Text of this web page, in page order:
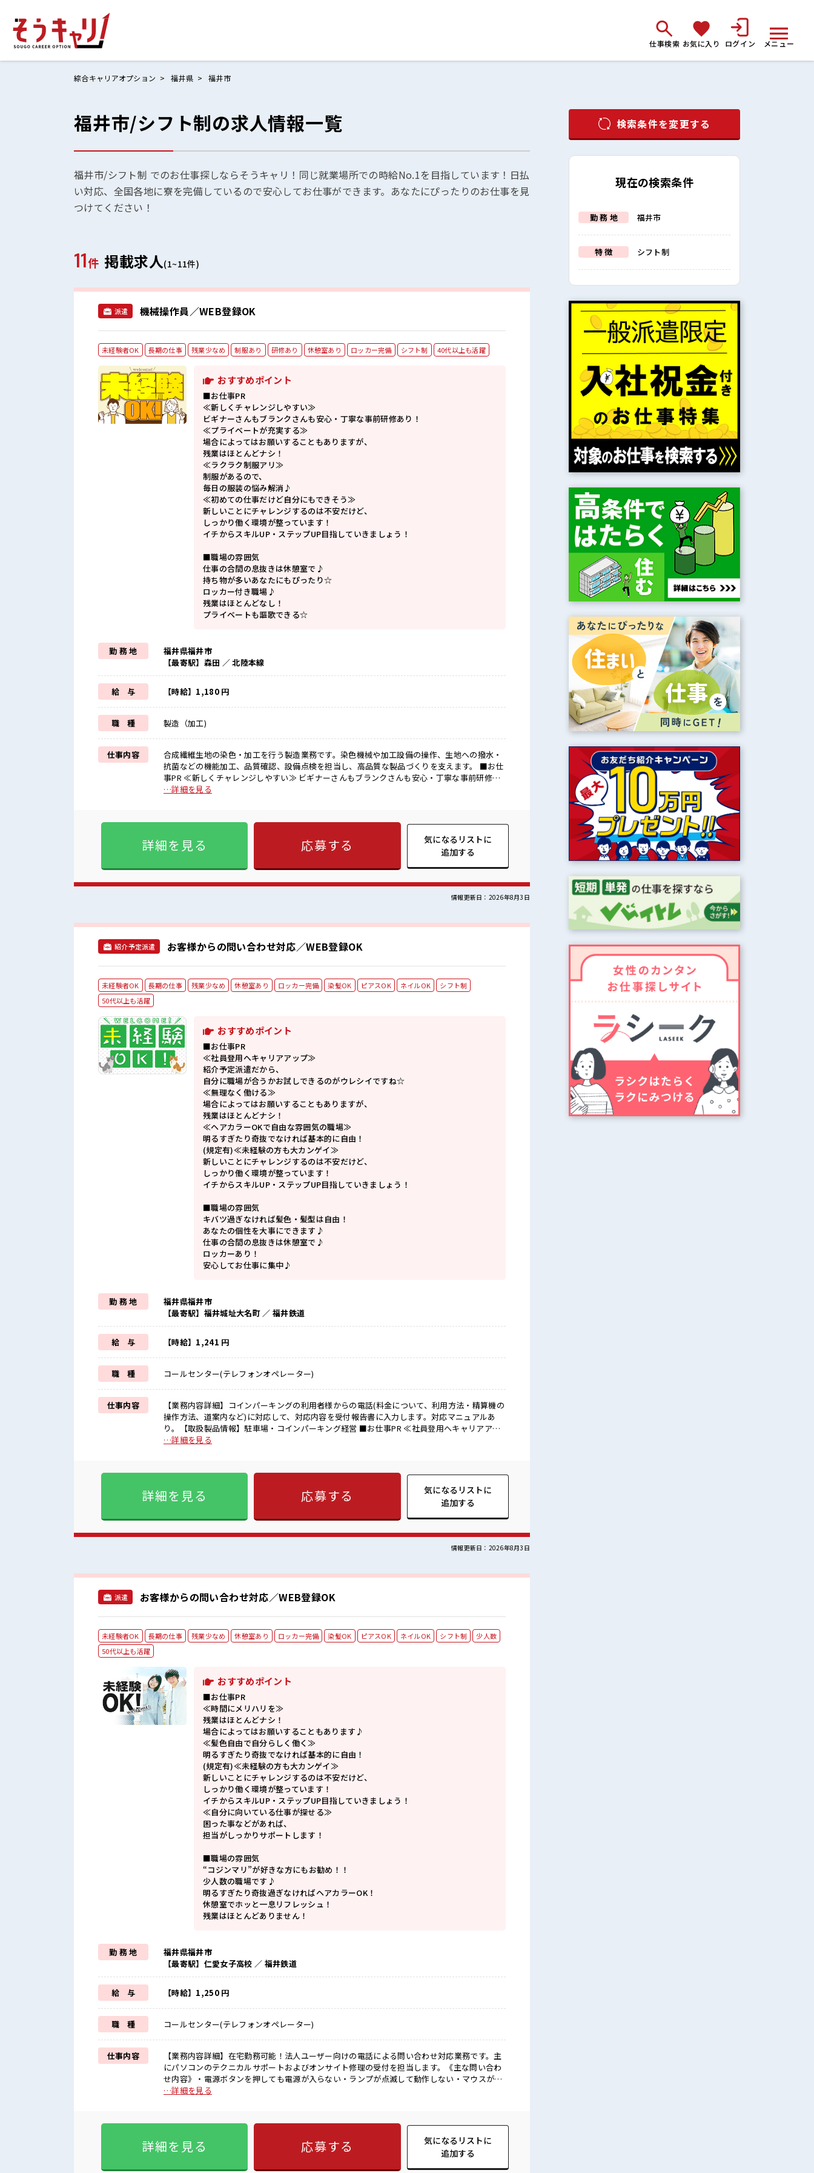
仕事検索 お気に入り ログイン メニュー
ホームにもどる
お気に入りリスト
お問い合わせ
綜合キャリアオプション 福井県 福井市
福井市/シフト制の求人情報一覧
福井市/シフト制 でのお仕事探しならそうキャリ！同じ就業場所での時給No.1を目指しています！日払
い対応、全国各地に寮を完備しているので安心してお仕事ができます。あなたにぴったりのお仕事を見
つけてください！
11件 掲載求人(1~11件)
派遣 機械操作員／WEB登録OK
未経験者OK 長期の仕事 残業少なめ 制服あり 研修あり 休憩室あり ロッカー完備 シフト制 40代以上も活躍
おすすめポイント
■お仕事PR
≪新しくチャレンジしやすい≫
ビギナーさんもブランクさんも安心・丁寧な事前研修あり！
≪プライベートが充実する≫
場合によってはお願いすることもありますが、
残業はほとんどナシ！
≪ラクラク制服アリ≫
制服があるので、
毎日の服装の悩み解消♪
≪初めての仕事だけど自分にもできそう≫
新しいことにチャレンジするのは不安だけど、
しっかり働く環境が整っています！
イチからスキルUP・ステップUP目指していきましょう！
■職場の雰囲気
仕事の合間の息抜きは休憩室で♪
持ち物が多いあなたにもぴったり☆
ロッカー付き職場♪
残業はほとんどなし！
プライベートも謳歌できる☆
勤 務 地
福井県福井市
【最寄駅】森田 ／ 北陸本線
給 与 【時給】1,180 円
職 種 製造（加工)
仕事内容
合成繊維生地の染色・加工を行う製造業務です。染色機械や加工設備の操作、生地への撥水・
抗菌などの機能加工、品質確認、設備点検を担当し、高品質な製品づくりを支えます。 ■お仕
事PR ≪新しくチャレンジしやすい≫ ビギナーさんもブランクさんも安心・丁寧な事前研修あ
り！ ≪プライベートが充実する≫ 場合によってはお願いすることもありますが、 残業はほと
が整っています！ イチからスキルUP・ステップUP目指していきましょう！ ■職場の雰囲気 仕
事の合間の息抜きは休憩室で♪ 持ち物が多いあなたにもぴったり☆ ロッカー付き職場♪ 残業
はほとんどなし！ プライベートも謳歌できる☆
…詳細を見る
詳細を見る 応募する
気になるリストに
追加する
情報更新日：2026年8月3日
紹介予定派遣 お客様からの問い合わせ対応／WEB登録OK
未経験者OK 長期の仕事 残業少なめ 休憩室あり ロッカー完備 染髪OK ピアスOK ネイルOK
シフト制
50代以上も活躍
おすすめポイント
■お仕事PR
≪社員登用へキャリアアップ≫
紹介予定派遣だから、
自分に職場が合うかお試しできるのがウレシイですね☆
≪無理なく働ける≫
場合によってはお願いすることもありますが、
残業はほとんどナシ！
≪ヘアカラーOKで自由な雰囲気の職場≫
明るすぎたり奇抜でなければ基本的に自由！
(規定有)≪未経験の方も大カンゲイ≫
新しいことにチャレンジするのは不安だけど、
しっかり働く環境が整っています！
イチからスキルUP・ステップUP目指していきましょう！
■職場の雰囲気
キバツ過ぎなければ髪色・髪型は自由！
あなたの個性を大事にできます♪
仕事の合間の息抜きは休憩室で♪
ロッカーあり！
安心してお仕事に集中♪
勤 務 地
福井県福井市
【最寄駅】福井城址大名町 ／ 福井鉄道
給 与 【時給】1,241 円
職 種 コールセンター(テレフォンオペレーター)
仕事内容
【業務内容詳細】コインパーキングの利用者様からの電話(料金について、利用方法・精算機の
操作方法、道案内など)に対応して、対応内容を受付報告書に入力します。対応マニュアルあ
り。【取扱製品情報】駐車場・コインパーキング経営 ■お仕事PR ≪社員登用へキャリアアッ
プ≫ 紹介予定派遣だから、 自分に職場が合うかお試しできるのがウレシイですね☆ ≪無理な
の方も大カンゲイ≫ 新しいことにチャレンジするのは不安だけど、 しっかり働く環境が整っ
ぎなければ髪色・髪型は自由！ あなたの個性を大事にできます♪ 仕事の合間の息抜きは休憩
…詳細を見る
詳細を見る 応募する
気になるリストに
追加する
情報更新日：2026年8月3日
派遣 お客様からの問い合わせ対応／WEB登録OK
未経験者OK 長期の仕事 残業少なめ 休憩室あり ロッカー完備 染髪OK ピアスOK ネイルOK シフト制
少人数
50代以上も活躍
おすすめポイント
■お仕事PR
≪時間にメリハリを≫
残業はほとんどナシ！
場合によってはお願いすることもあります♪
≪髪色自由で自分らしく働く≫
明るすぎたり奇抜でなければ基本的に自由！
(規定有)≪未経験の方も大カンゲイ≫
新しいことにチャレンジするのは不安だけど、
しっかり働く環境が整っています！
イチからスキルUP・ステップUP目指していきましょう！
≪自分に向いている仕事が探せる≫
困った事などがあれば、
担当がしっかりサポートします！
■職場の雰囲気
“コジンマリ”が好きな方にもお勧め！！
少人数の職場です♪
明るすぎたり奇抜過ぎなければヘアカラーOK！
休憩室でホッと一息リフレッシュ！
残業はほとんどありません！
勤 務 地
福井県福井市
【最寄駅】仁愛女子高校 ／ 福井鉄道
給 与 【時給】1,250 円
職 種 コールセンター(テレフォンオペレーター)
仕事内容
【業務内容詳細】在宅勤務可能！法人ユーザー向けの電話による問い合わせ対応業務です。主
にパソコンのテクニカルサポートおよびオンサイト修理の受付を担当します。《主な問い合わ
せ内容》・電源ボタンを押しても電源が入らない・ランプが点滅して動作しない・マウスが接
続できないなど上記のような不具合についてヒアリングを行い、マニュアルに沿って対応手順
ません。【取扱製品情報】PC ■お仕事PR ≪時間にメリハリを≫ 残業はほとんどナシ！ 場合
によってはお願いすることもあります♪ ≪髪色自由で自分らしく働く≫ 明るすぎたり奇抜で
なければ基本的に自由！ (規定有)≪未経験の方も大カンゲイ≫ 新しいことにチャレンジするの
は不安だけど、 しっかり働く環境が整っています！ イチからスキルUP・ステップUP目指して
…詳細を見る
詳細を見る 応募する
気になるリストに
追加する
検索条件を変更する
現在の検索条件
勤 務 地 福井市
特 徴 シフト制